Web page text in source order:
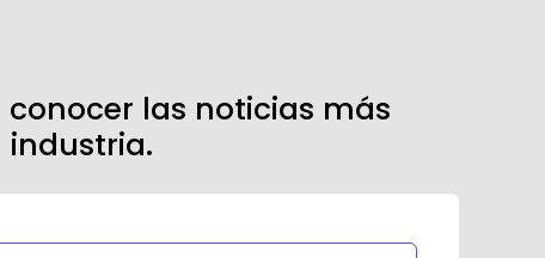
las noticias más
industria.